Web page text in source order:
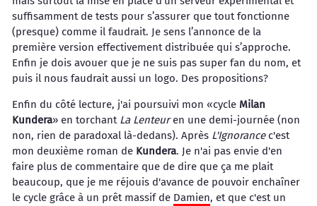
suffisamment de tests pour s’assurer que tout fonctionne
(presque) comme il faudrait. Je sens l’annonce de la
première version effectivement distribuée qui s’approche.
Enfin je dois avouer que je ne suis pas super fan du nom, et
puis il nous faudrait aussi un logo. Des propositions?
Enfin du côté lecture, j'ai poursuivi mon «cycle Milan
Kundera» en torchant La Lenteuren une demi-journée (non
non, rien de paradoxal là-dedans). Après L'Ignorancec'est
mon deuxième roman de Kundera. Je n'ai pas envie d'en
faire plus de commentaire que de dire que ça me plait
beaucoup, que je me réjouis d'avance de pouvoir enchaîner
le cycle grâce à un prêt massif de Damien, et que c'est un